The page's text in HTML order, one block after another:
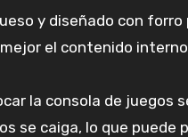
y diseñado con forro
el contenido
la consola de juegos
se caiga, lo que puede